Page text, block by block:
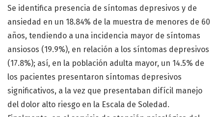
Se identifica presencia de síntomas depresivos y de
ansiedad en un 18.84% de la muestra de menores de 60
años, tendiendo a una incidencia mayor de síntomas
ansiosos (19.9%), en relación a los síntomas depresivos
(17.8%); así, en la población adulta mayor, un 14.5% de
los pacientes presentaron síntomas depresivos
significativos, a la vez que presentaban difícil manejo
del dolor alto riesgo en la Escala de Soledad.